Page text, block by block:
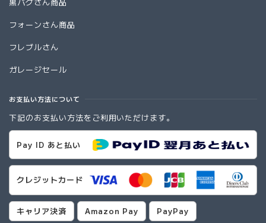
フォーンさん商品
フレブルさん
ガレージセール
お支払い方法について
下記のお支払い方法をご利用いただけます。
Pay ID あと払い
クレジットカード
キャリア決済 Amazon Pay PayPay